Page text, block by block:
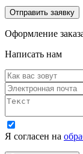
Оформление
Написать нам
Я согласен на